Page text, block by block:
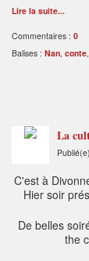
Lire la suite...
Commentaires : 0
Balises : Nan, conte,
La
C'est à
Hier soir
De belles
the